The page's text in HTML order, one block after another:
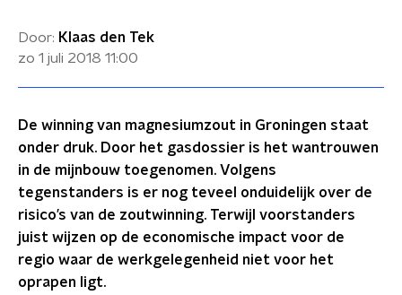
Door: Klaas den Tek
zo 1 juli 2018 11:00
De winning van magnesiumzout in Groningen staat
onder druk. Door het gasdossier is het wantrouwen
in de mijnbouw toegenomen. Volgens
tegenstanders is er nog teveel onduidelijk over de
risico’s van de zoutwinning. Terwijl voorstanders
juist wijzen op de economische impact voor de
regio waar de werkgelegenheid niet voor het
oprapen ligt.